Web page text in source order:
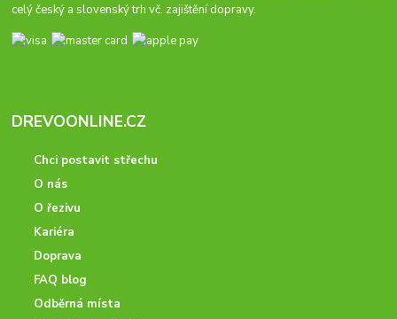
celý český a slovenský trh vč. zajištění dopravy.
DREVOONLINE.CZ
Chci postavit střechu
O nás
O řezivu
Kariéra
Doprava
FAQ blog
Odběrná místa